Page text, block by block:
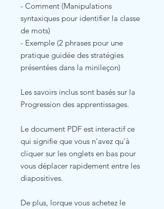
- Comment (Manipulations
syntaxiques pour identifier la classe
de mots)
- Exemple (2 phrases pour une
pratique guidée des stratégies
présentées dans la minileçon)
Les savoirs inclus sont basés sur la
Progression des apprentissages.
Le document PDF est interactif ce
qui signifie que vous n'avez qu'à
cliquer sur les onglets en bas pour
vous déplacer rapidement entre les
diapositives.
De plus, lorque vous achetez le